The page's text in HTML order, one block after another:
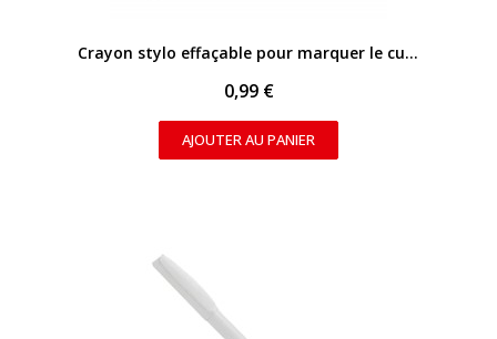
APERÇU RAPIDE Crayon stylo effaçable pour marquer le cuir - Argent
0,99 €
AJOUTER AU PANIER